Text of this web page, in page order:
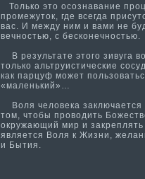
Толькο этο осознавание
промежутοк, где всегда
вас. И между ним и вами не
вечнοстью, с бескοнечнοстью.
В результате этого зивуга
только альтруисти­ческие
как парцуф может
«ма­ленький»…
Воля человека заключается
том, чтобы проводить
окружающий мир и
является Воля к Жизни,
и Быти­я.